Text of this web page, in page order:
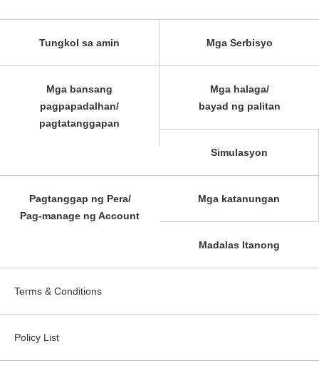
Tungkol sa amin Mga Serbisyo
Mga bansang
pagpapadalhan/
pagtatanggapan
Mga halaga/
bayad ng palitan
Simulasyon
Pagtanggap ng Pera/
Pag-manage ng Account
Mga katanungan
Madalas Itanong
Terms & Conditions
Policy List